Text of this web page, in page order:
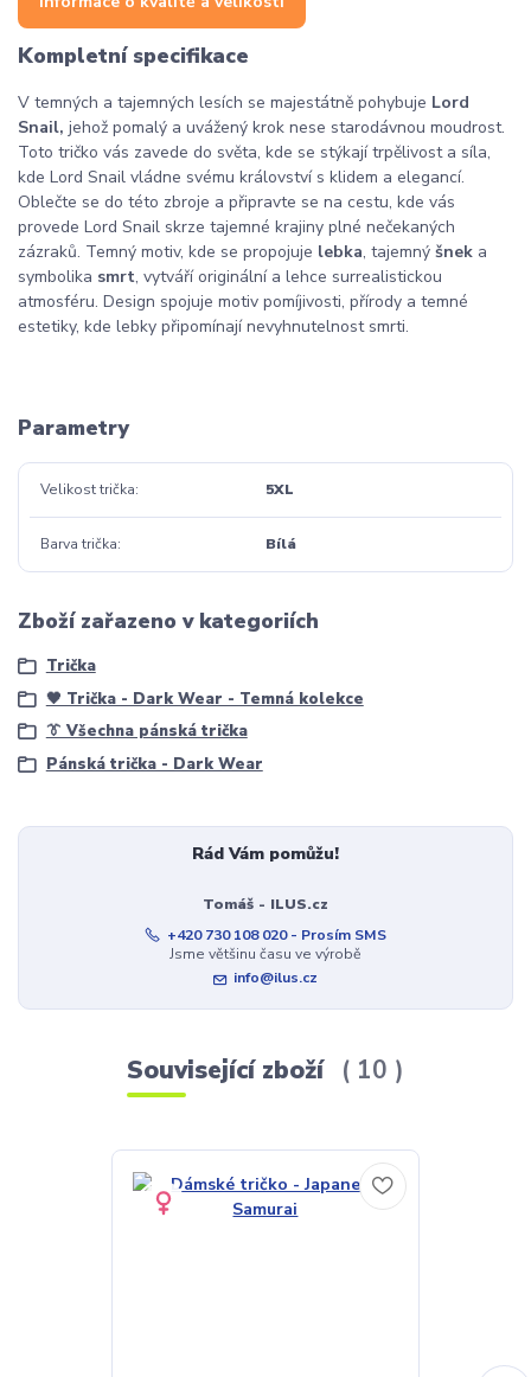
Kompletní specifikace
V temných a tajemných lesích se majestátně pohybuje Lord
Snail, jehož pomalý a uvážený krok nese starodávnou moudrost.
Toto tričko vás zavede do světa, kde se stýkají trpělivost a síla,
kde Lord Snail vládne svému království s klidem a elegancí.
Oblečte se do této zbroje a připravte se na cestu, kde vás
provede Lord Snail skrze tajemné krajiny plné nečekaných
zázraků. Temný motiv, kde se propojuje lebka, tajemný šnek a
symbolika smrt, vytváří originální a lehce surrealistickou
atmosféru. Design spojuje motiv pomíjivosti, přírody a temné
estetiky, kde lebky připomínají nevyhnutelnost smrti.
Parametry
Velikost trička 5XL
Barva trička Bílá
Zboží zařazeno v kategoriích
Trička
🖤 Trička - Dark Wear - Temná kolekce
👔 Všechna pánská trička
Pánská trička - Dark Wear
Rád Vám pomůžu!
Tomáš - ILUS.cz
+420 730 108 020 - Prosím SMS
Jsme většinu času ve výrobě
info@ilus.cz
Související zboží 10